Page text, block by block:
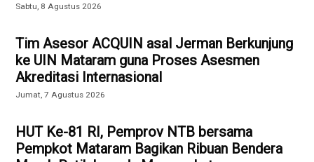
Sabtu, 8 Agustus 2026
Tim Asesor ACQUIN asal Jerman Berkunjung
ke UIN Mataram guna Proses Asesmen
Akreditasi Internasional
Jumat, 7 Agustus 2026
HUT Ke-81 RI, Pemprov NTB bersama
Pempkot Mataram Bagikan Ribuan Bendera